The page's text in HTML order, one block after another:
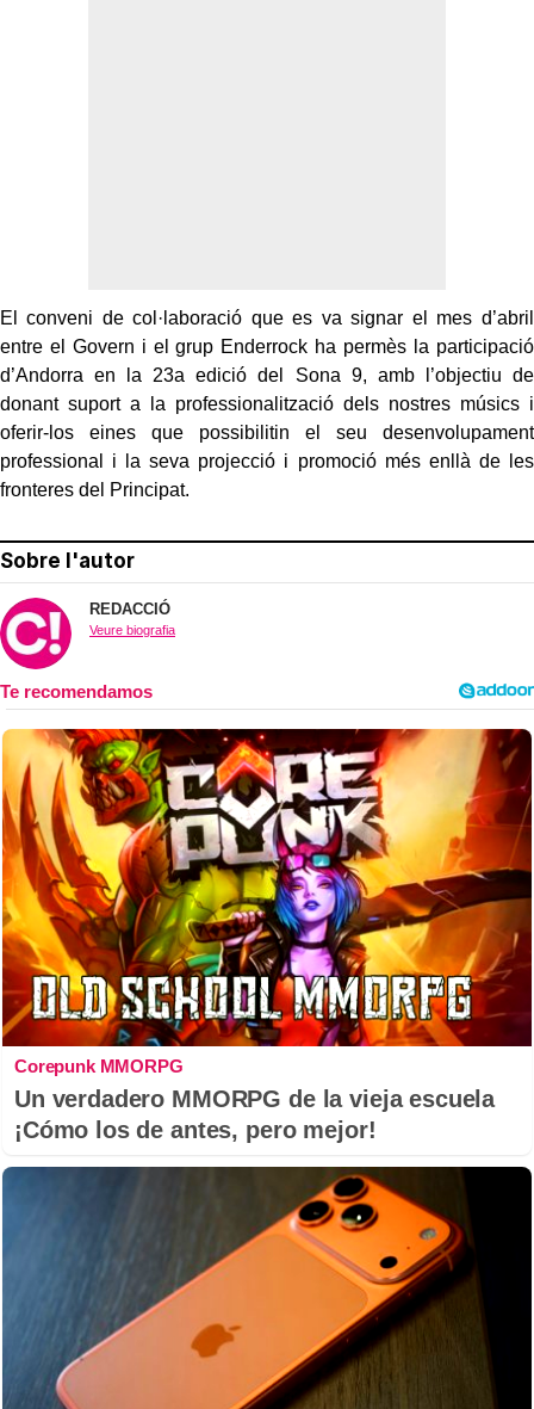
El conveni de col·laboració que es va signar el mes d’abril
entre el Govern i el grup Enderrock ha permès la participació
d’Andorra en la 23a edició del Sona 9, amb l’objectiu de
donant suport a la professionalització dels nostres músics i
oferir-los eines que possibilitin el seu desenvolupament
professional i la seva projecció i promoció més enllà de les
fronteres del Principat.
Sobre l'autor
REDACCIÓ
Veure biografia
Corepunk MMORPG
Un verdadero MMORPG de la vieja escuela
¡Cómo los de antes, pero mejor!